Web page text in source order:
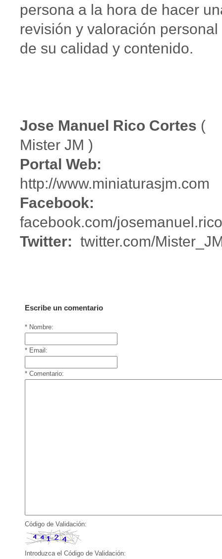
persona a la hora de hacer
revisión y valoración personal
de su calidad y contenido.
Jose Manuel Rico Cortes (
Mister JM )
Portal Web:
http://www.miniaturasjm.com
Facebook:
facebook.com/
Twitter: twitter.com/
Escribe un comentario
* Nombre:
* Email:
* Comentario:
Código de Validación:
Introduzca el Código de Validación: